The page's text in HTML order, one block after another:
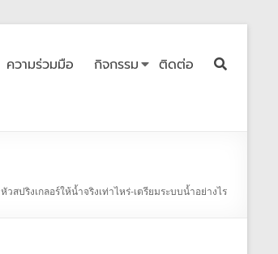
ความร่วมมือ กิจกรรม ติดต่อ
หัวสปริงเกลอร์ให้น้ำจริงเท่าไหร่-เตรียมระบบน้ำอย่างไร